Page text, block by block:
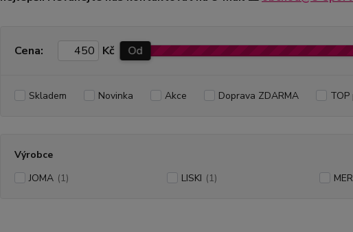
Cena: Kč Od
Skladem Novinka Akce Doprava ZDARMA
Výrobce
JOMA (1) LISKI (1)